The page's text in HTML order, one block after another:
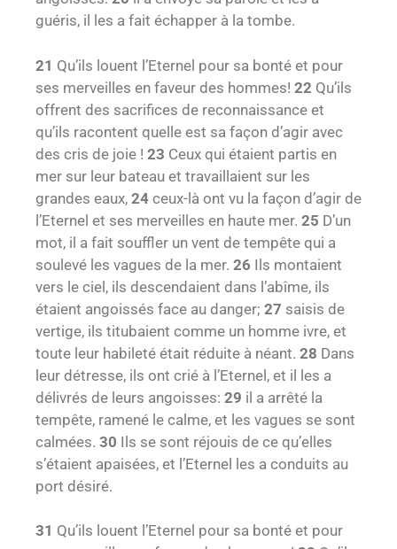
guéris, il les a fait échapper à la tombe.
21 Qu’ils louent l’Eternel pour sa bonté et pour
ses merveilles en faveur des hommes! 22 Qu’ils
offrent des sacrifices de reconnaissance et
qu’ils racontent quelle est sa façon d’agir avec
des cris de joie ! 23 Ceux qui étaient partis en
mer sur leur bateau et travaillaient sur les
grandes eaux, 24 ceux-là ont vu la façon d’agir de
l’Eternel et ses merveilles en haute mer. 25 D’un
mot, il a fait souffler un vent de tempête qui a
soulevé les vagues de la mer. 26 Ils montaient
vers le ciel, ils descendaient dans l’abîme, ils
étaient angoissés face au danger; 27 saisis de
vertige, ils titubaient comme un homme ivre, et
toute leur habileté était réduite à néant. 28 Dans
leur détresse, ils ont crié à l’Eternel, et il les a
délivrés de leurs angoisses: 29 il a arrêté la
tempête, ramené le calme, et les vagues se sont
calmées. 30 Ils se sont réjouis de ce qu’elles
s’étaient apaisées, et l’Eternel les a conduits au
port désiré.
31 Qu’ils louent l’Eternel pour sa bonté et pour